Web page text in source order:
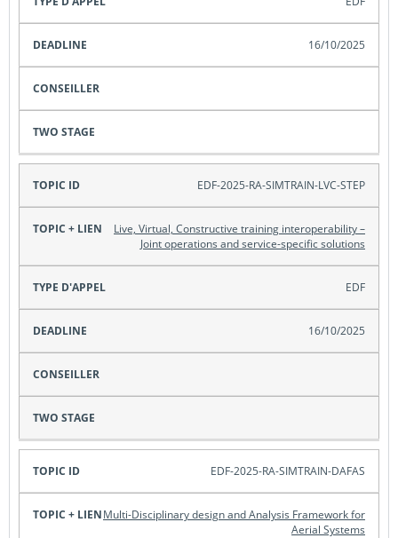
16/10/2025
EDF-2025-RA-SIMTRAIN-LVC-STEP
Live, Virtual, Constructive training interoperability –
Joint operations and service-specific solutions
EDF
16/10/2025
EDF-2025-RA-SIMTRAIN-DAFAS
Multi-Disciplinary design and Analysis Framework for
Aerial Systems